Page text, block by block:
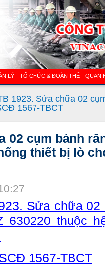
LÝ TỔ CHỨC & ĐOÀN THỂ QUAN
1923. Sửa chữa 02
1567-TBCT
02 cụm bánh
thiết bị lò
Sửa chữa 02
630220 thuộc
1567-TBCT